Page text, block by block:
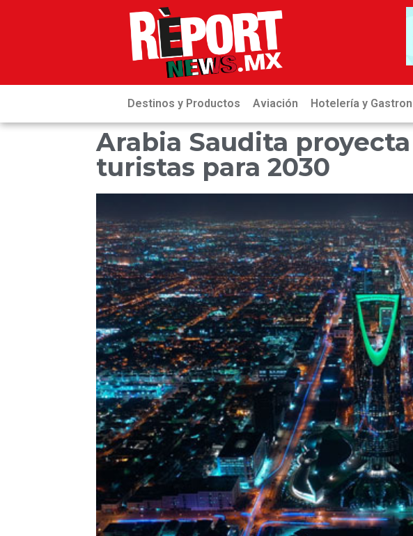
Destinos y Productos Aviación Hotelería y
Arabia Saudita
turistas para 2030